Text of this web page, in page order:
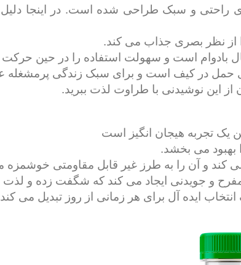
330 میلی لیتری پت بطری برای راحتی و سبک طراحی شده است.
از نظر بصری جذاب می کند.
یک تجربه هیجان انگیز است
می بخشد.
کند و آن را به طرز غیر قابل مقاومتی خوشمزه
ایده آل برای هر زمانی از روز تبدیل می